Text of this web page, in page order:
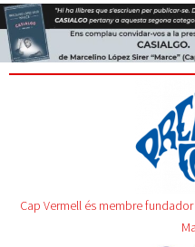
Cap Vermell és membre